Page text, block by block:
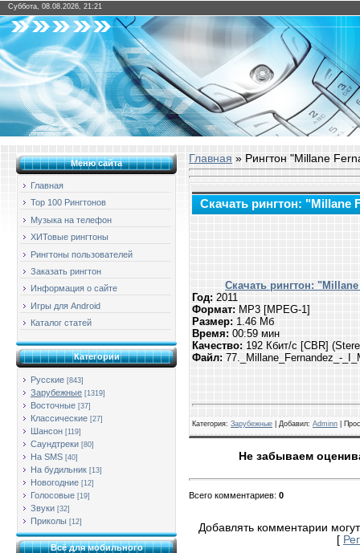
Суббота, 08.08.2026, 21:21
Меню сайта
Главная
Top 100 Рингтонов
Музыка на телефон
ХИТовые рингтоны
Рингтоны пользователей
Заказать рингтон
Информация о сайте
Игры для Android
Каталог статей
Категории
Русские [843]
Зарубежные [1319]
Восточные [37]
Классические [27]
Шансон [119]
Саундтреки [80]
На SMS [40]
На будильник [13]
Новогодние [12]
Голосовые [19]
Звуки [32]
Приколы [12]
Всё для мобильного
Главная » Рингтон "Millane
Скачать рингтон: "Millane
Скачать рингтон:
Год: 2011
Формат: MP3 [MPEG-1]
Размер: 1.46 Мб
Время: 00:59 мин
Качество: 192 Кбит/с [CBR]
Файл: 77._Millane_Fernandez_-
Категория: Зарубежные | Добавил: Adminn
Не забываем
Всего комментариев: 0
Добавлять комментарии
[